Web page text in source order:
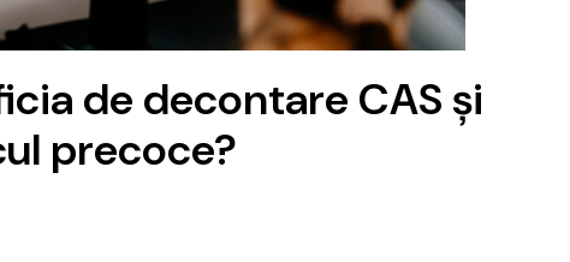
de decontare CAS și
precoce?